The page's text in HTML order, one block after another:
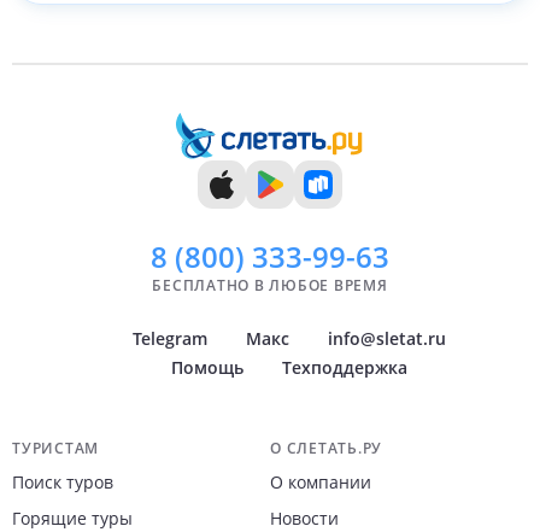
8 (800) 333-99-63
БЕСПЛАТНО В ЛЮБОЕ ВРЕМЯ
Telegram Макс
info@sletat.ru
Помощь
Техподдержка
Навигация по сайту
ТУРИСТАМ
Поиск туров
Горящие туры
О СЛЕТАТЬ.РУ
О компании
Новости